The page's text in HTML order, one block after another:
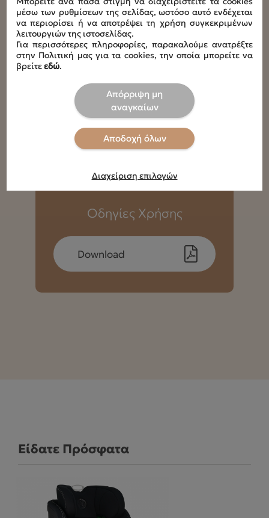
L44 x W43 x H61 cm
Διαστάσεις καθίσματος με ανάκλιση
L50 x W43 x H61 cm
Ύψη προσκέφαλου
Οδηγίες πλυσίματος
30°C Πλυντήριο ,Xαμηλές στροφές ,Xωρίς λευκαντικά
,Oχι στεγνωτήριο
Οδηγίες Χρήσης
Download
Είδατε Πρόσφατα
μέσω των ρυθμίσεων της σελίδας, ωστόσο αυτό ενδέχεται
να περιορίσει ή να αποτρέψει τη χρήση συγκεκριμένων
λειτουργιών της ιστοσελίδας.
Για περισσότερες πληροφορίες, παρακαλούμε ανατρέξτε
στην Πολιτική μας για τα cookies, την οποία μπορείτε να
βρείτεεδώ.
Απόρριψη μη
αναγκαίων
Αποδοχή όλων
Διαχείριση επιλογών